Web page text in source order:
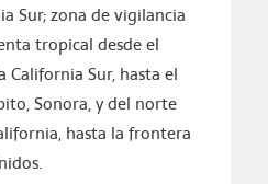
Sur; zona de vigilancia
tropical desde el
Sur, hasta el
Sonora, y del norte
hasta la frontera